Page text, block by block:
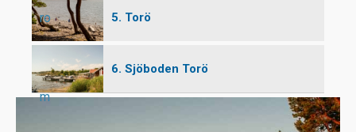
ro
m
5. Torö
6. Sjöboden Torö